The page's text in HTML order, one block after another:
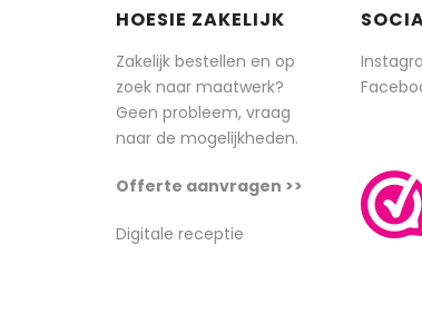
HOESIE ZAKELIJK
Zakelijk bestellen en op
zoek naar maatwerk?
Geen probleem, vraag
naar de mogelijkheden.
Offerte aanvragen >>
Digitale receptie